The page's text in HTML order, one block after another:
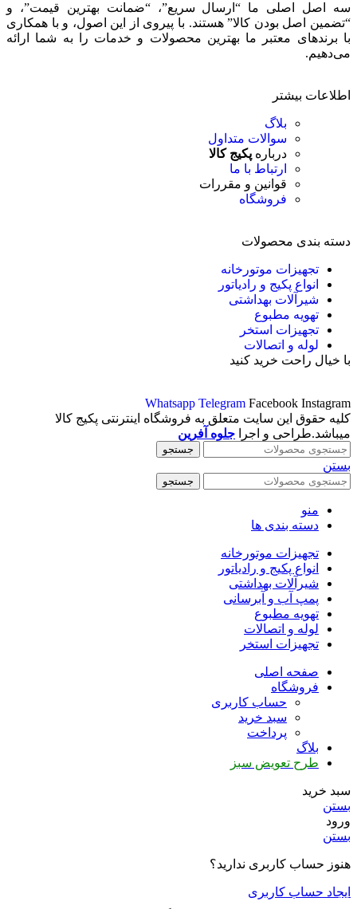
سه اصل اصلی ما “ارسال سریع”، “ضمانت بهترین قیمت”، و
“تضمین اصل بودن کالا” هستند. با پیروی از این اصول، و با همکاری
با برندهای معتبر ما بهترین محصولات و خدمات را به شما ارائه
می‌دهیم.
اطلاعات بیشتر
بلاگ
سوالات متداول
درباره پکیج کالا
ارتباط با ما
قوانین و مقررات
فروشگاه
دسته بندی محصولات
تجهیزات موتورخانه
انواع پکیج و رادیاتور
شیرآلات بهداشتی
تهویه مطبوع
تجهیزات استخر
لوله و اتصالات
با خیال راحت خرید کنید
Whatsapp Telegram Facebook Instagram
کلیه حقوق این سایت متعلق به فروشگاه اینترنتی پکیج کالا
میباشد.طراحی و اجرا جلوه آفرین
جستجو
بستن
جستجو
منو
دسته بندی ها
تجهیزات موتورخانه
انواع پکیج و رادیاتور
شیرآلات بهداشتی
پمپ آب و آبرسانی
تهویه مطبوع
لوله و اتصالات
تجهیزات استخر
صفحه اصلی
فروشگاه
حساب کاربری
سبد خرید
پرداخت
بلاگ
طرح تعویض سبز
سبد خرید
بستن
ورود
بستن
هنوز حساب کاربری ندارید؟
ایجاد حساب کاربری